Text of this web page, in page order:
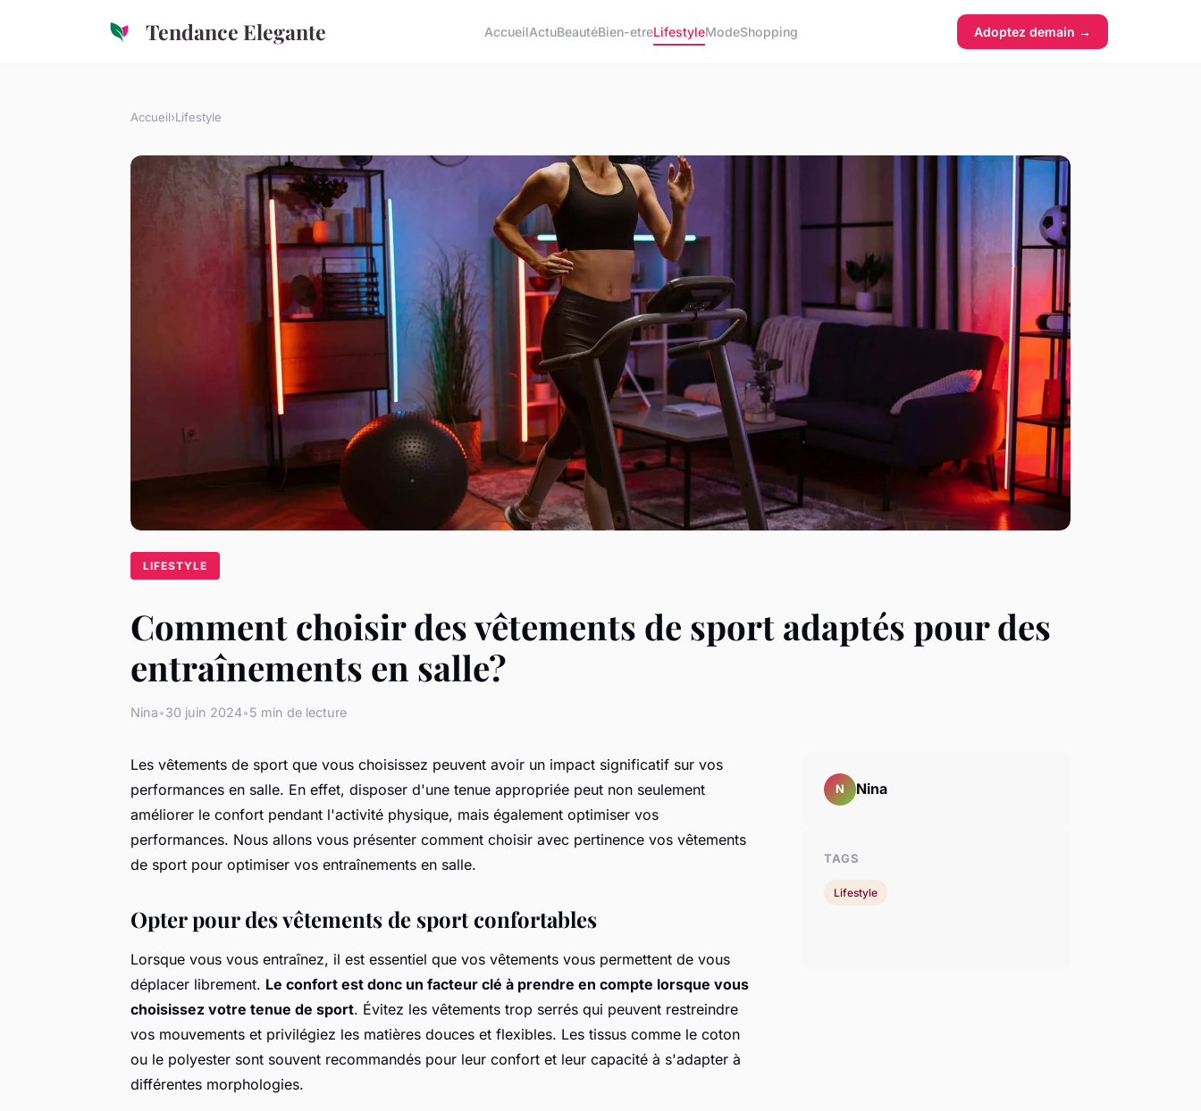
Tendance Elegante AccueilActuBeautéBien-etreLifestyleModeShopping Adoptez demain →
Accueil›Lifestyle
LIFESTYLE
Comment choisir des vêtements de sport adaptés pour des
entraînements en salle?
Nina•30 juin 2024•5 min de lecture
Les vêtements de sport que vous choisissez peuvent avoir un impact significatif sur vos
performances en salle. En effet, disposer d'une tenue appropriée peut non seulement
améliorer le confort pendant l'activité physique, mais également optimiser vos
performances. Nous allons vous présenter comment choisir avec pertinence vos vêtements
de sport pour optimiser vos entraînements en salle.
Opter pour des vêtements de sport confortables
Lorsque vous vous entraînez, il est essentiel que vos vêtements vous permettent de vous
déplacer librement. Le confort est donc un facteur clé à prendre en compte lorsque vous
choisissez votre tenue de sport. Évitez les vêtements trop serrés qui peuvent restreindre
vos mouvements et privilégiez les matières douces et flexibles. Les tissus comme le coton
ou le polyester sont souvent recommandés pour leur confort et leur capacité à s'adapter à
différentes morphologies.
N Nina
TAGS
Lifestyle